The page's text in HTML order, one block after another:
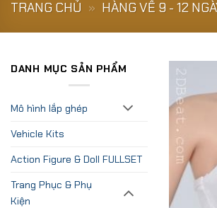
TRANG CHỦ » HÀNG VỀ 9 - 12
DANH MỤC SẢN PHẨM
Mô hình lắp ghép
Vehicle Kits
Action Figure & Doll FULLSET
Trang Phục & Phụ
Kiện